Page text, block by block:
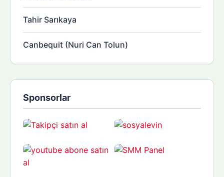
Tahir Sarıkaya
Canbequit (Nuri Can Tolun)
Sponsorlar